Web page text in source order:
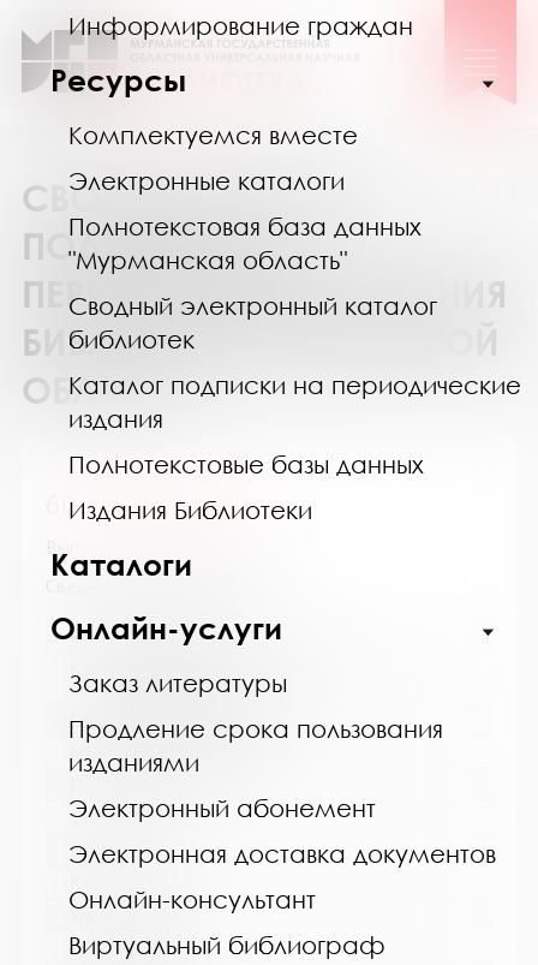
Информирование граждан
Ресурсы
Комплектуемся вместе
Электронные каталоги
Полнотекстовая база данных
"Мурманская область"
Сводный электронный каталог
библиотек
Каталог подписки на периодические
издания
Полнотекстовые базы данных
Издания Библиотеки
Каталоги
Онлайн-услуги
Заказ литературы
Продление срока пользования
изданиями
Электронный абонемент
Электронная доставка документов
Онлайн-консультант
Виртуальный библиограф
СВОДНЫЙ КАТАЛОГ
ПОДПИСКИ НА
ПЕРИОДИЧЕСКИЕ ИЗДАНИЯ
БИБЛИОТЕК МУРМАНСКОЙ
ОБЛАСТИ
60 лет - не возраст
Название библиотеки:
библиотечная система
Сокращенное название:
МБУ Кандалакшская ЦБС
184042
Город:
Улица, дом:
Первомайская, 40